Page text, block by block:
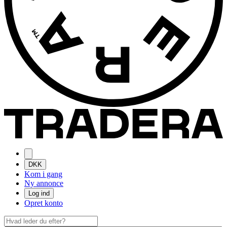
DKK
Kom i gang
Ny annonce
Log ind
Opret konto